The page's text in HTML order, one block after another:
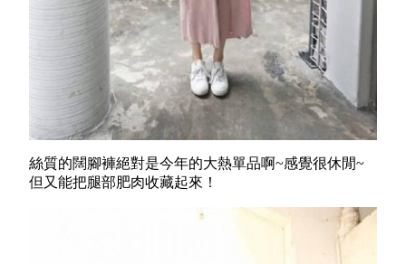
絲質的闊腳褲絕對是今年的大熱單品啊~感覺很休閒~
但又能把腿部肥肉收藏起來！